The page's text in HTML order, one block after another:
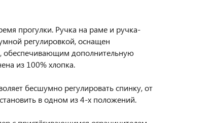
прогулки. Ручка на раме и ручка-
регулировкой, оснащен
обеспечивающим дополнительную
из 100% хлопка.
бесшумно регулировать спинку, от
в одном из 4-х положений.